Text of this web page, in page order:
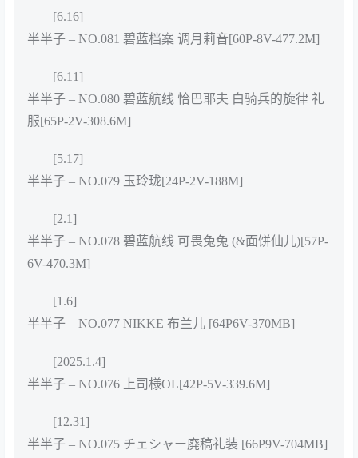
[6.16]
半半子 – NO.081 碧蓝档案 调月莉音[60P-8V-477.2M]
[6.11]
半半子 – NO.080 碧蓝航线 恰巴耶夫 白骑兵的旋律 礼
服[65P-2V-308.6M]
[5.17]
半半子 – NO.079 玉玲珑[24P-2V-188M]
[2.1]
半半子 – NO.078 碧蓝航线 可畏兔兔 (&面饼仙儿)[57P-
6V-470.3M]
[1.6]
半半子 – NO.077 NIKKE 布兰儿 [64P6V-370MB]
[2025.1.4]
半半子 – NO.076 上司様OL[42P-5V-339.6M]
[12.31]
半半子 – NO.075 チェシャー廃稿礼装 [66P9V-704MB]